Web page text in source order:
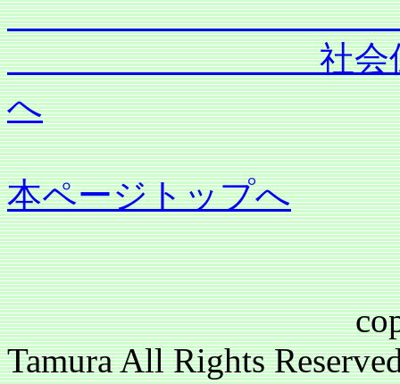
社会保険労務
へ
本ページトップへ
Tamura All Rights